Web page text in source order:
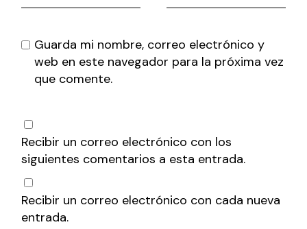
Guarda mi nombre, correo electrónico y
web en este navegador para la próxima vez
que comente.
Recibir un correo electrónico con los
siguientes comentarios a esta entrada.
Recibir un correo electrónico con cada nueva
entrada.